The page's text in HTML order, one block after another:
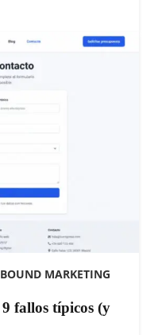
MARKETING
fallos típicos (y